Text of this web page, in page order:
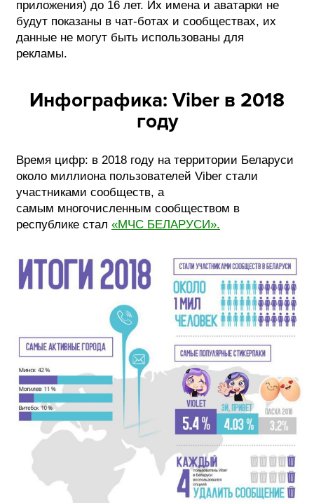
приложения) до 16 лет. Их имена и аватарки не
будут показаны в чат-ботах и сообществах, их
данные не могут быть использованы для
рекламы.
Инфографика: Viber в 2018
году
Время цифр: в 2018 году на территории Беларуси
около миллиона пользователей Viber стали
участниками сообществ, а
самым многочисленным сообществом в
республике стал «МЧС БЕЛАРУСИ».